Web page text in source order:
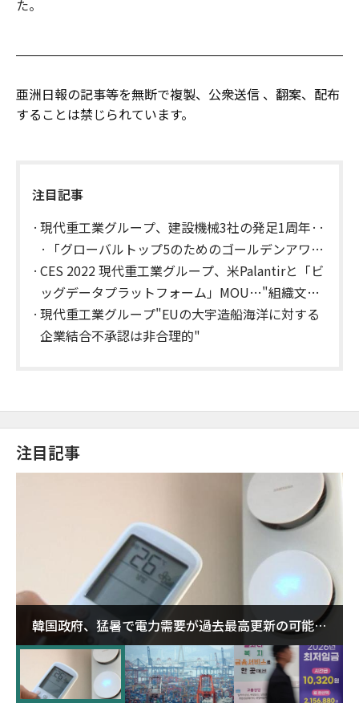
た。
亜洲日報の記事等を無断で複製、公衆送信 、翻案、配布
することは禁じられています。
注目記事
現代重工業グループ、建設機械3社の発足1周年··
·「グローバルトップ5のためのゴールデンアワ
ー」
CES 2022 現代重工業グループ、米Palantirと「ビ
ッグデータプラットフォーム」MOU…"組織文化
革新"
現代重工業グループ"EUの大宇造船海洋に対する
企業結合不承認は非合理的"
注目記事
韓国政府、猛暑で電力需要が過去最高更新の可能性
に需給対応体制を点検